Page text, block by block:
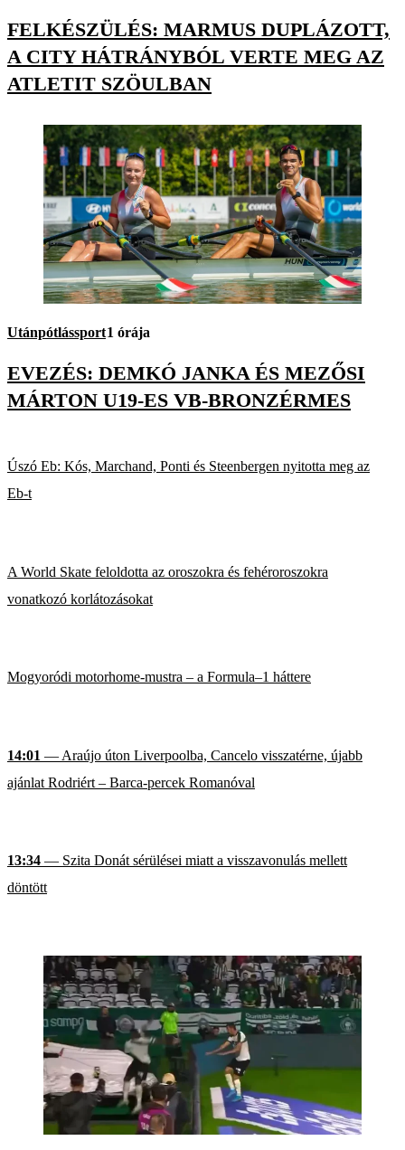
FELKÉSZÜLÉS: MARMUS DUPLÁZOTT,
A CITY HÁTRÁNYBÓL VERTE MEG AZ
ATLETIT SZÖULBAN
Utánpótlássport1 órája
EVEZÉS: DEMKÓ JANKA ÉS MEZŐSI
MÁRTON U19-ES VB-BRONZÉRMES
Úszó Eb: Kós, Marchand, Ponti és Steenbergen nyitotta meg az
Eb-t
A World Skate feloldotta az oroszokra és fehéroroszokra
vonatkozó korlátozásokat
Mogyoródi motorhome-mustra – a Formula–1 háttere
14:01 — Araújo úton Liverpoolba, Cancelo visszatérne, újabb
ajánlat Rodriért – Barca-percek Romanóval
13:34 — Szita Donát sérülései miatt a visszavonulás mellett
döntött